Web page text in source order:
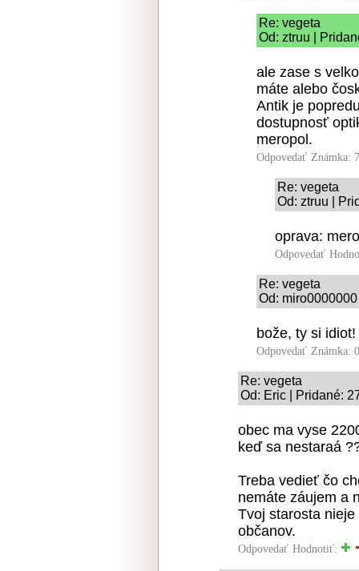
Re: vegeta
Od: ztruu |
ale zase s
máte alebo
Antik je
dostupnosť
meropol.
Odpovedať Známka:
Re: vegeta
Od: ztruu |
oprava:
Odpovedať
Re: vegeta
Od:
bože, ty si
Odpovedať Známka:
Re: vegeta
Od: Eric | Pridané:
obec ma vyse
keď sa nestaraá
Treba vedieť čo
nemáte záujem a
Tvoj starosta
občanov.
Odpovedať Hodnotiť: